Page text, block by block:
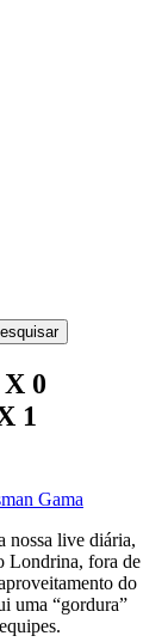
0
1
Gama
nossa live diária,
Londrina, fora de
do
uma “gordura”